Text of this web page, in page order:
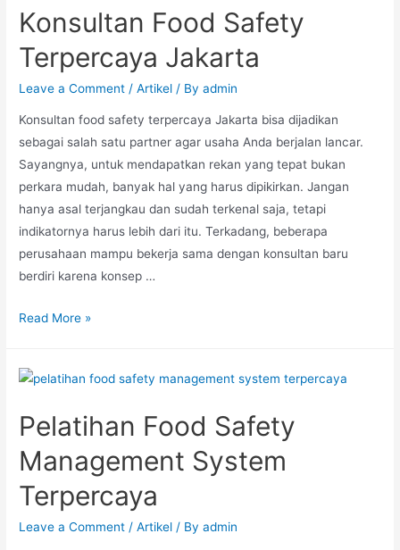
Konsultan Food Safety
Terpercaya Jakarta
Leave a Comment /Artikel / Byadmin
Konsultan food safety terpercaya Jakarta bisa dijadikan
sebagai salah satu partner agar usaha Anda berjalan lancar.
Sayangnya, untuk mendapatkan rekan yang tepat bukan
perkara mudah, banyak hal yang harus dipikirkan. Jangan
hanya asal terjangkau dan sudah terkenal saja, tetapi
indikatornya harus lebih dari itu. Terkadang, beberapa
perusahaan mampu bekerja sama dengan konsultan baru
berdiri karena konsep …
Read More »
Pelatihan Food Safety
Management System
Terpercaya
Leave a Comment /Artikel / Byadmin